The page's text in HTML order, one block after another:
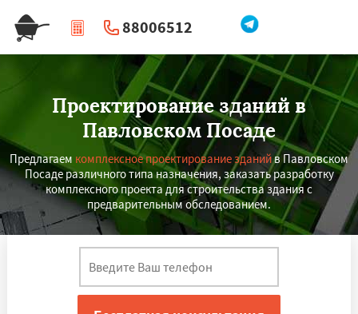
88006512
| Перезвоните мне
Проектирование зданий в
Павловском Посаде
Предлагаем комплексное проектирование зданийв Павловском
Посаде различного типа назначения, заказать разработку
комплексного проекта для строительства здания с
предварительным обследованием.